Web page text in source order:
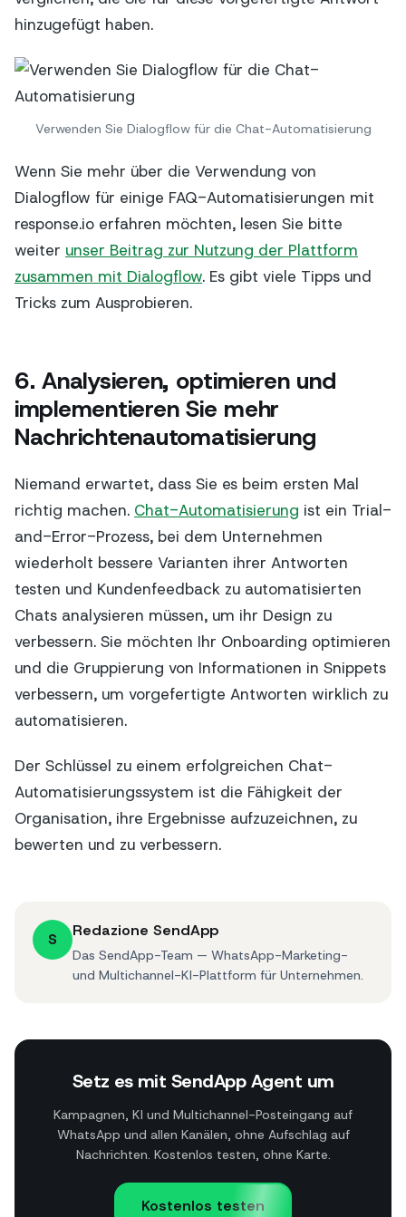
hinzugefügt haben.
Verwenden Sie Dialogflow für die Chat-Automatisierung
Wenn Sie mehr über die Verwendung von
Dialogflow für einige FAQ-Automatisierungen mit
response.io erfahren möchten, lesen Sie bitte
weiter unser Beitrag zur Nutzung der Plattform
zusammen mit Dialogflow. Es gibt viele Tipps und
Tricks zum Ausprobieren.
6. Analysieren, optimieren und
implementieren Sie mehr
Nachrichtenautomatisierung
Niemand erwartet, dass Sie es beim ersten Mal
richtig machen. Chat-Automatisierung ist ein Trial-
and-Error-Prozess, bei dem Unternehmen
wiederholt bessere Varianten ihrer Antworten
testen und Kundenfeedback zu automatisierten
Chats analysieren müssen, um ihr Design zu
verbessern. Sie möchten Ihr Onboarding optimieren
und die Gruppierung von Informationen in Snippets
verbessern, um vorgefertigte Antworten wirklich zu
automatisieren.
Der Schlüssel zu einem erfolgreichen Chat-
Automatisierungssystem ist die Fähigkeit der
Organisation, ihre Ergebnisse aufzuzeichnen, zu
bewerten und zu verbessern.
S Redazione SendApp
Das SendApp-Team — WhatsApp-Marketing-
und Multichannel-KI-Plattform für Unternehmen.
Setz es mit SendApp Agent um
Kampagnen, KI und Multichannel-Posteingang auf
WhatsApp und allen Kanälen, ohne Aufschlag auf
Nachrichten. Kostenlos testen, ohne Karte.
Kostenlos testen